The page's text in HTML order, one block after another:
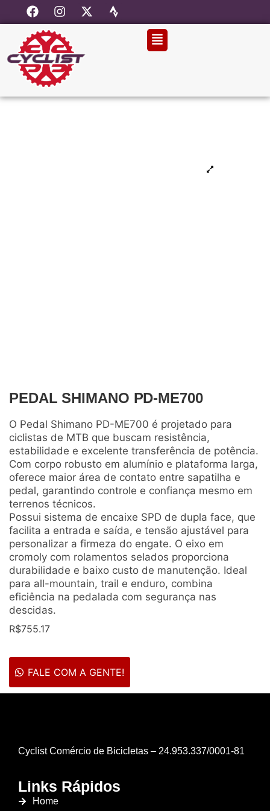
PEDAL SHIMANO PD-ME700
O Pedal Shimano PD-ME700 é projetado para
ciclistas de MTB que buscam resistência,
estabilidade e excelente transferência de potência.
Com corpo robusto em alumínio e plataforma larga,
oferece maior área de contato entre sapatilha e
pedal, garantindo controle e confiança mesmo em
terrenos técnicos.
Possui sistema de encaixe SPD de dupla face, que
facilita a entrada e saída, e tensão ajustável para
personalizar a firmeza do engate. O eixo em
cromoly com rolamentos selados proporciona
durabilidade e baixo custo de manutenção. Ideal
para all-mountain, trail e enduro, combina
eficiência na pedalada com segurança nas
descidas.
R$755.17
FALE COM A GENTE!
Cyclist Comércio de Bicicletas – 24.953.337/0001-81
Links Rápidos
Home